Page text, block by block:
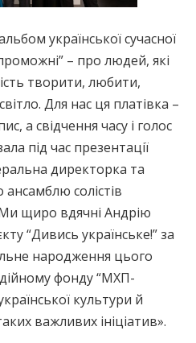
української сучасної
– про людей, які
творити, любити,
Для нас ця платівка –
а свідчення часу і голос
під час презентації
директорка та
ансамблю солістів
Ми щиро вдячні Андрію
“Дивись українське!” за
народження цього
фонду “МХП-
культури й
важливих ініціатив».